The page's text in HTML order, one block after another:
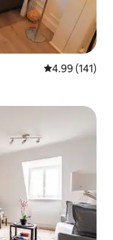
औसत रेटिंग 5 में से
4.99 (141)